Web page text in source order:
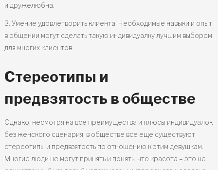
и дружелюбна.
3. Умение удовлетворить клиента. Необходимые навыки и опыт
в общении могут сделать такую индивидуалку лучшим выбором
для многих клиентов.
Стереотипы и
предвзятость в обществе
Однако, несмотря на все преимущества и плюсы индивидуалок
без женского сценария, в обществе все еще существуют
стереотипы и предвзятость по отношению к этим девушкам.
Многие люди не могут принять и понять, что красота – это не